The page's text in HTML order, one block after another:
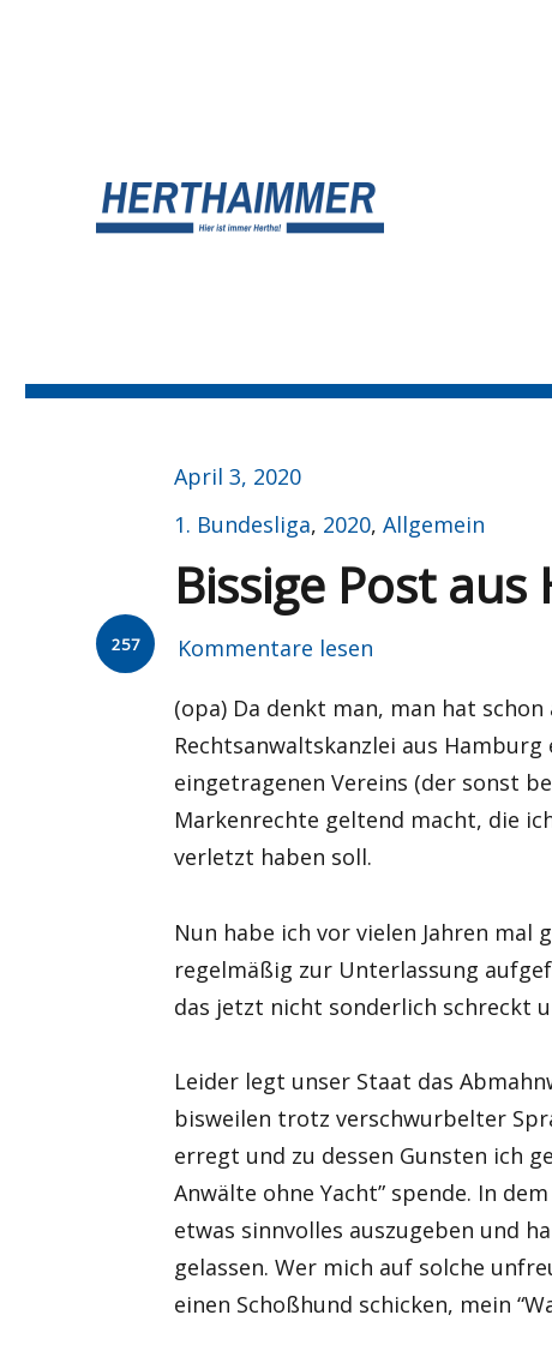
Veröffentlicht
am
April 3, 2020
Kategorien
1. Bundesliga, 2020,Allgemein
Bissige Post
257 Kommentare lesen
(opa) Da denkt man, man hat
Rechtsanwaltskanzlei aus
eingetragenen Vereins (der sonst
Markenrechte geltend macht, die
verletzt haben soll.
Nun habe ich vor vielen Jahren
regelmäßig zur Unterlassung
das jetzt nicht sonderlich schreckt
Leider legt unser Staat das
bisweilen trotz verschwurbelter
erregt und zu dessen Gunsten ich
Anwälte ohne Yacht” spende. In
etwas sinnvolles auszugeben und
gelassen. Wer mich auf solche
einen Schoßhund schicken, mein